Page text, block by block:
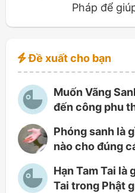
Pháp để
Đề xuất cho bạn
Muốn Vãng
đến công phu
Phóng sanh là
nào cho đúng
Hạn Tam Tai là
Tai trong Phật